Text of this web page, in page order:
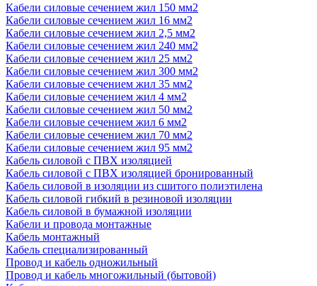
Кабели силовые сечением жил 150 мм2
Кабели силовые сечением жил 16 мм2
Кабели силовые сечением жил 2,5 мм2
Кабели силовые сечением жил 240 мм2
Кабели силовые сечением жил 25 мм2
Кабели силовые сечением жил 300 мм2
Кабели силовые сечением жил 35 мм2
Кабели силовые сечением жил 4 мм2
Кабели силовые сечением жил 50 мм2
Кабели силовые сечением жил 6 мм2
Кабели силовые сечением жил 70 мм2
Кабели силовые сечением жил 95 мм2
Кабель силовой с ПВХ изоляцией
Кабель силовой с ПВХ изоляцией бронированный
Кабель силовой в изоляции из сшитого полиэтилена
Кабель силовой гибкий в резиновой изоляции
Кабель силовой в бумажной изоляции
Кабели и провода монтажные
Кабель монтажный
Кабель специализированный
Провод и кабель одножильный
Провод и кабель многожильный (бытовой)